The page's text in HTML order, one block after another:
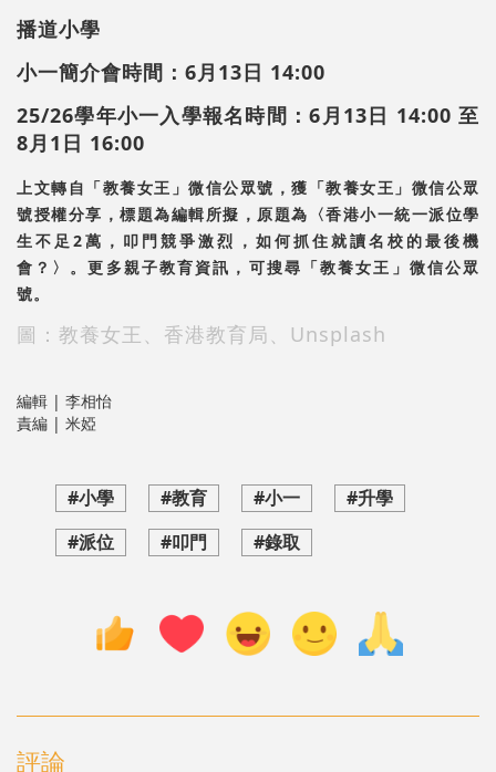
播道小學
小一簡介會時間：6月13日 14:00
25/26學年小一入學報名時間：6月13日 14:00 至
8月1日 16:00
上文轉自「教養女王」微信公眾號，獲「教養女王」微信公眾
號授權分享，標題為編輯所擬，原題為〈香港小一統一派位學
生不足2萬，叩門競爭激烈，如何抓住就讀名校的最後機
會？〉。更多親子教育資訊，可搜尋「教養女王」微信公眾
號。
圖：教養女王、香港教育局、Unsplash
編輯 | 李相怡
責編 | 米婭
#小學 #教育 #小一
#升學
#派位
#叩門 #錄取
評論